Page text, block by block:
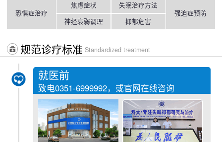
恐惧症治疗
焦虑症状
神经衰弱调理
失眠治疗方法
抑郁危害
强迫症预防
规范诊疗标准 Standardized treatment
就医前
致电0351-6999992，或官网在线咨询